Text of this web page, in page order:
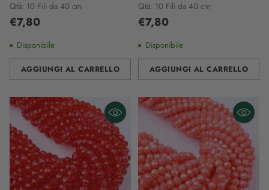
Qtà: 10 Fili da 40 cm
€7,80
Disponibile
AGGIUNGI AL CARRELLO
Quantità
Qtà: 10 Fili da 40 cm
€7,80
Disponibile
AGGIUNGI AL CARRELLO
Quantità